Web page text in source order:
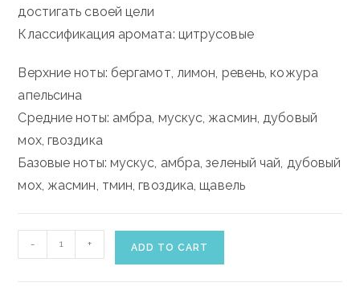
достигать своей цели
Классификация аромата: цитрусовые
Верхние ноты: бергамот, лимон, ревень, кожура
апельсина
Средние ноты: амбра, мускус, жасмин, дубовый
мох, гвоздика
Базовые ноты: мускус, амбра, зеленый чай, дубовый
мох, жасмин, тмин, гвоздика, щавель
ELIZABETH
ARDEN
- + ADD TO CART